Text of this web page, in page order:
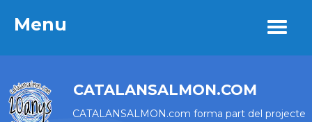
Menu
CATALANSALMON.COM
CATALANSALMON.com forma part del projecte
Menu